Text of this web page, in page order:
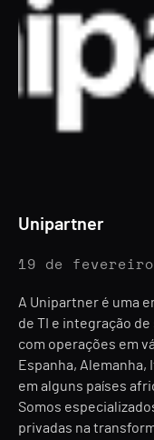
Unipartner
19 de fevereiro
A Unipartner é uma
de TI e integração
com operações em
Espanha, Alemanha,
em alguns países
Somos
privadas na